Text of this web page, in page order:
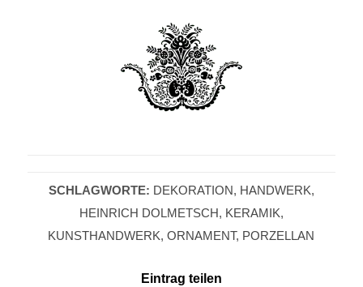
SCHLAGWORTE: DEKORATION, HANDWERK,
HEINRICH DOLMETSCH, KERAMIK,
KUNSTHANDWERK,ORNAMENT, PORZELLAN
Eintrag teilen